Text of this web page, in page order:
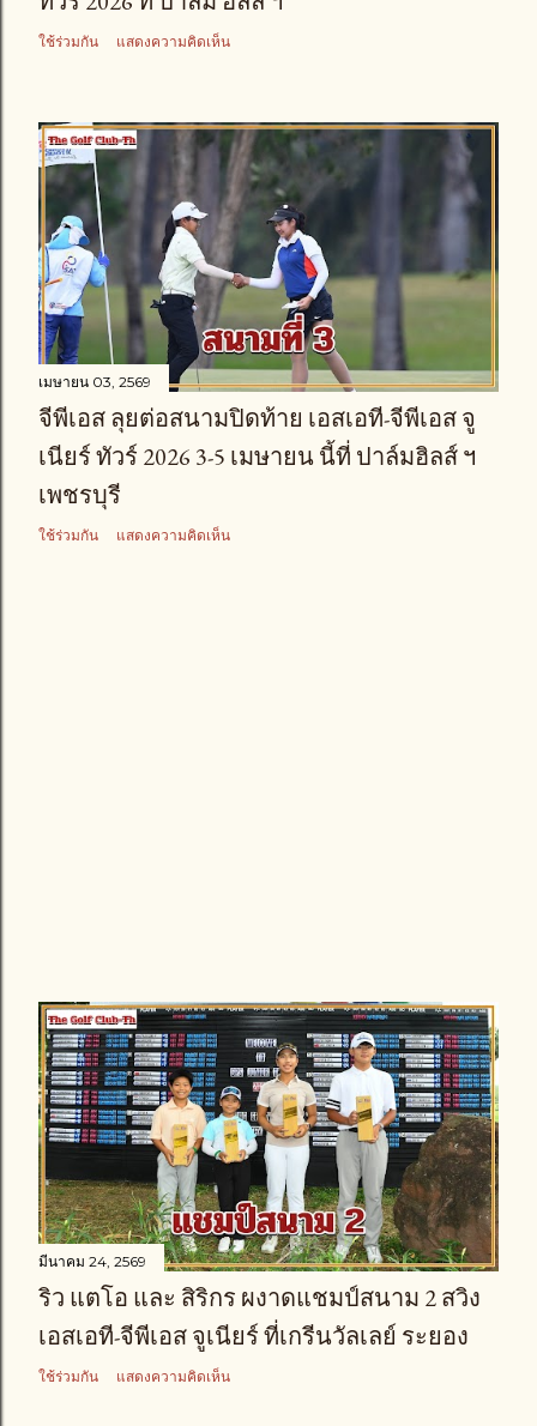
ใช้ร่วมกัน แสดงความคิดเห็น
เมษายน 03, 2569
จีพีเอส ลุยต่อสนามปิดท้าย เอสเอที-จีพีเอส จู
เนียร์ ทัวร์ 2026 3-5 เมษายน นี้ที่ ปาล์มฮิลส์ ฯ
เพชรบุรี
ใช้ร่วมกัน แสดงความคิดเห็น
มีนาคม 24, 2569
ริว แตโอ และ สิริกร ผงาดแชมป์สนาม 2 สวิง
เอสเอที-จีพีเอส จูเนียร์ ที่เกรีนวัลเลย์ ระยอง
ใช้ร่วมกัน แสดงความคิดเห็น